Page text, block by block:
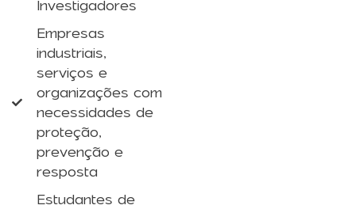
Investigadores
Empresas
industriais,
serviços e
organizações com
necessidades de
proteção,
prevenção e
resposta
Estudantes de